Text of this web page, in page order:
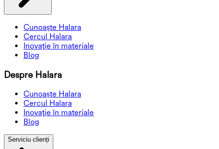
Cunoaște Halara
Cercul Halara
Inovație în materiale
Blog
Despre Halara
Cunoaște Halara
Cercul Halara
Inovație în materiale
Blog
Serviciu clienți